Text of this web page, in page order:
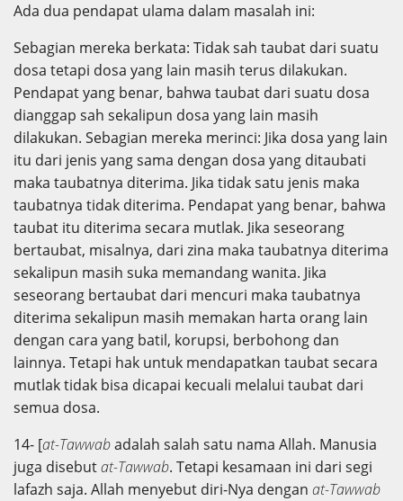
Ada dua pendapat ulama dalam masalah ini:
Sebagian mereka berkata: Tidak sah taubat dari suatu
dosa tetapi dosa yang lain masih terus dilakukan.
Pendapat yang benar, bahwa taubat dari suatu dosa
dianggap sah sekalipun dosa yang lain masih
dilakukan. Sebagian mereka merinci: Jika dosa yang lain
itu dari jenis yang sama dengan dosa yang ditaubati
maka taubatnya diterima. Jika tidak satu jenis maka
taubatnya tidak diterima. Pendapat yang benar, bahwa
taubat itu diterima secara mutlak. Jika seseorang
bertaubat, misalnya, dari zina maka taubatnya diterima
sekalipun masih suka memandang wanita. Jika
seseorang bertaubat dari mencuri maka taubatnya
diterima sekalipun masih memakan harta orang lain
dengan cara yang batil, korupsi, berbohong dan
lainnya. Tetapi hak untuk mendapatkan taubat secara
mutlak tidak bisa dicapai kecuali melalui taubat dari
semua dosa.
14- [at-Tawwabadalah salah satu nama Allah. Manusia
juga disebutat-Tawwab. Tetapi kesamaan ini dari segi
lafazh saja. Allah menyebut diri-Nya dengan at-Tawwab